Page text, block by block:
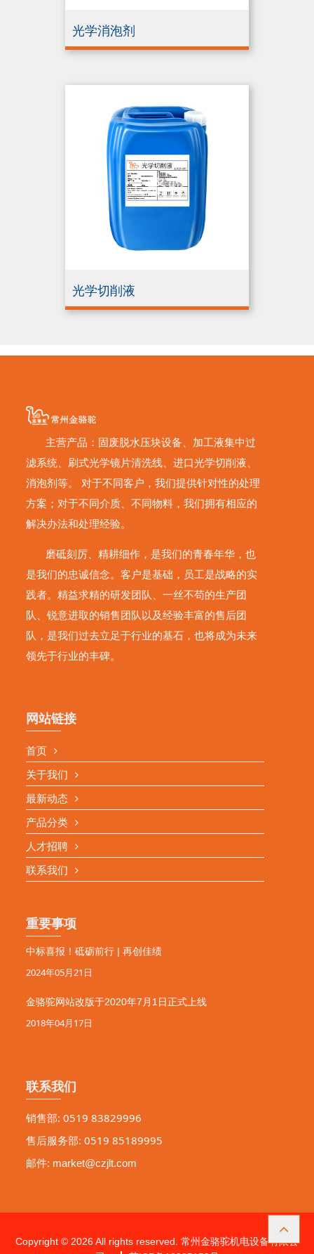
光学消泡剂
光学切削液
主营产品：固废脱水压块设备、加工液集中过
滤系统、刷式光学镜片清洗线、进口光学切削液、
消泡剂等。 对于不同客户，我们提供针对性的处理
方案；对于不同介质、不同物料，我们拥有相应的
解决办法和处理经验。
磨砥刻厉、精耕细作，是我们的青春年华，也
是我们的忠诚信念。客户是基础，员工是战略的实
践者。精益求精的研发团队、一丝不苟的生产团
队、锐意进取的销售团队以及经验丰富的售后团
队，是我们过去立足于行业的基石，也将成为未来
领先于行业的丰碑。
网站链接
首页
关于我们
最新动态
产品分类
人才招聘
联系我们
重要事项
中标喜报！砥砺前行 | 再创佳绩
2024年05月21日
金骆驼网站改版于2020年7月1日正式上线
2018年04月17日
联系我们
销售部: 0519 83829996
售后服务部: 0519 85189995
邮件: market@czjlt.com
Copyright © 2026 All rights reserved. 常州金骆驼机电设备有限公